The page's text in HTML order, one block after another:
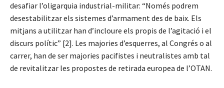
desafiar l’oligarquia industrial-militar: “Només podrem
desestabilitzar els sistemes d’armament des de baix. Els
mitjans a utilitzar han d’incloure els propis de l’agitació i el
discurs polític” [2]. Les majories d’esquerres, al Congrés o al
carrer, han de ser majories pacifistes i neutralistes amb tal
de revitalitzar les propostes de retirada europea de l’OTAN.